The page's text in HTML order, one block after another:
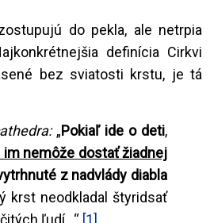
do pekla, ale netrpia
definícia Cirkvi
bez sviatosti krstu, je tá
„Pokiaľ ide o deti,
im nemôže dostať žiadnej
z nadvlády diabla
krst neodkladal štyridsať